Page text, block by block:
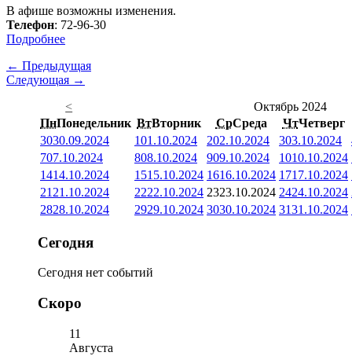
В афише возможны изменения.
Телефон: 72-96-30
Подробнее
← Предыдущая
Следующая →
<
Октябрь 2024
ПнПонедельник ВтВторник СрСреда ЧтЧетверг
3030.09.2024 101.10.2024 202.10.2024 303.10.2024
707.10.2024 808.10.2024 909.10.2024 1010.10.2024
1414.10.2024 1515.10.2024 1616.10.2024 1717.10.2024
21 21.10.2024 2222.10.2024 2323.10.2024 2424.10.2024
2828.10.2024 2929.10.2024 3030.10.2024 3131.10.2024
Сегодня
Сегодня нет событий
Скоро
11
Августа